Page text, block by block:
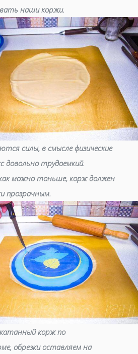
наши коржи.
силы, в смысле физические
довольно трудоемкий.
можно тоньше, корж должен
прозрачным.
корж по
обрезки оставляем на